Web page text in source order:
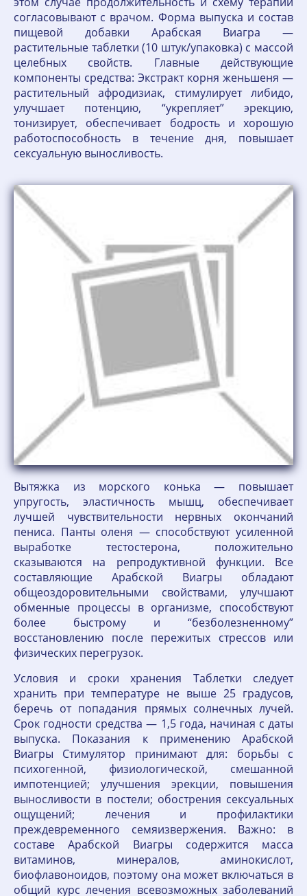
согласовывают с врачом. Форма выпуска и состав
пищевой добавки Арабская Виагра —
растительные таблетки (10 штук/упаковка) с массой
целебных свойств. Главные действующие
компоненты средства: Экстракт корня женьшеня —
растительный афродизиак, стимулирует либидо,
улучшает потенцию, “укрепляет” эрекцию,
тонизирует, обеспечивает бодрость и хорошую
работоспособность в течение дня, повышает
сексуальную выносливость.
Вытяжка из морского конька — повышает
упругость, эластичность мышц, обеспечивает
лучшей чувствительности нервных окончаний
пениса. Панты оленя — способствуют усиленной
выработке тестостерона, положительно
сказываются на репродуктивной функции. Все
составляющие Арабской Виагры обладают
общеоздоровительными свойствами, улучшают
обменные процессы в организме, способствуют
более быстрому и “безболезненному”
восстановлению после пережитых стрессов или
физических перегрузок.
Условия и сроки хранения Таблетки следует
хранить при температуре не выше 25 градусов,
беречь от попадания прямых солнечных лучей.
Срок годности средства — 1,5 года, начиная с даты
выпуска. Показания к применению Арабской
Виагры Стимулятор принимают для: борьбы с
психогенной, физиологической, смешанной
импотенцией; улучшения эрекции, повышения
выносливости в постели; обострения сексуальных
ощущений; лечения и профилактики
преждевременного семяизвержения. Важно: в
составе Арабской Виагры содержится масса
витаминов, минералов, аминокислот,
биофлавоноидов, поэтому она может включаться в
общий курс лечения всевозможных заболеваний